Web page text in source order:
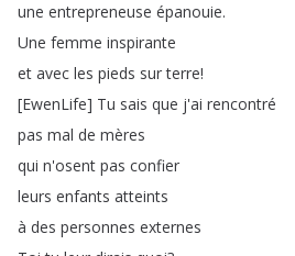
une entrepreneuse épanouie.
Une femme inspirante
et avec les pieds sur terre!
[EwenLife] Tu sais que j'ai rencontré
pas mal de mères
qui n'osent pas confier
leurs enfants atteints
à des personnes externes